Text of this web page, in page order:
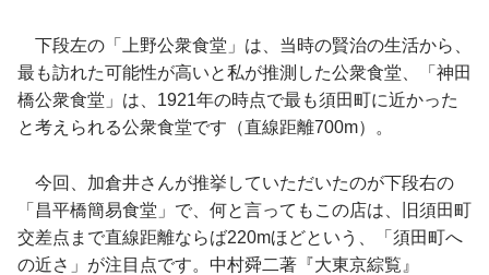
下段左の「上野公衆食堂」は、当時の賢治の生活から、
最も訪れた可能性が高いと私が推測した公衆食堂、「神田
橋公衆食堂」は、1921年の時点で最も須田町に近かった
と考えられる公衆食堂です（直線距離700m）。
今回、加倉井さんが推挙していただいたのが下段右の
「昌平橋簡易食堂」で、何と言ってもこの店は、旧須田町
交差点まで直線距離ならば220mほどという、「須田町へ
の近さ」が注目点です。中村舜二著『大東京綜覧』